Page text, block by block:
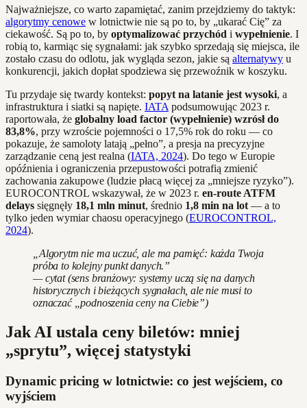
Najważniejsze, co warto zapamiętać, zanim przejdziemy do taktyk:
algorytmy cenowe w lotnictwie nie są po to, by „ukarać Cię” za
ciekawość. Są po to, by optymalizować przychód i wypełnienie. I
robią to, karmiąc się sygnałami: jak szybko sprzedają się miejsca, ile
zostało czasu do odlotu, jak wygląda sezon, jakie są alternatywy u
konkurencji, jakich dopłat spodziewa się przewoźnik w koszyku.
Tu przydaje się twardy kontekst: popyt na latanie jest wysoki, a
infrastruktura i siatki są napięte. IATA podsumowując 2023 r.
raportowała, że globalny load factor (wypełnienie) wzrósł do
83,8%, przy wzroście pojemności o 17,5% rok do roku — co
pokazuje, że samoloty latają „pełno”, a presja na precyzyjne
zarządzanie ceną jest realna (IATA, 2024). Do tego w Europie
opóźnienia i ograniczenia przepustowości potrafią zmienić
zachowania zakupowe (ludzie płacą więcej za „mniejsze ryzyko”).
EUROCONTROL wskazywał, że w 2023 r. en-route ATFM
delays sięgnęły 18,1 mln minut, średnio 1,8 min na lot — a to
tylko jeden wymiar chaosu operacyjnego (EUROCONTROL,
2024).
„Algorytm nie ma uczuć, ale ma pamięć: każda Twoja
próba to kolejny punkt danych.”
— cytat (sens branżowy: systemy uczą się na danych
historycznych i bieżących sygnałach, ale nie musi to
oznaczać „podnoszenia ceny na Ciebie”)
Jak AI ustala ceny biletów: mniej
„sprytu”, więcej statystyki
Dynamic pricing w lotnictwie: co jest wejściem, co
wyjściem